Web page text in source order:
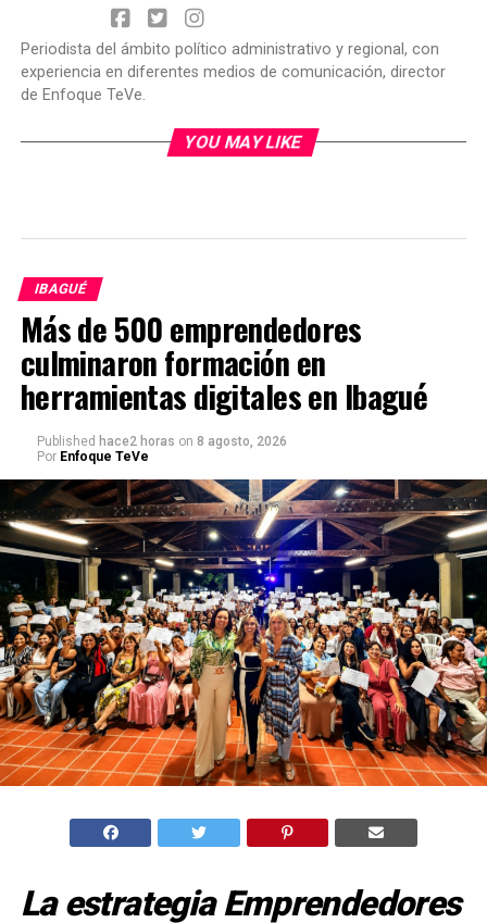
Periodista del ámbito político administrativo y regional, con
experiencia en diferentes medios de comunicación, director
de Enfoque TeVe.
YOU MAY LIKE
IBAGUÉ
Más de 500 emprendedores
culminaron formación en
herramientas digitales en Ibagué
Published hace2 horas on 8 agosto, 2026
Por Enfoque TeVe
La estrategia Emprendedores